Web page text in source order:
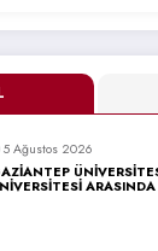
5 Ağustos 2026
ARASINDA